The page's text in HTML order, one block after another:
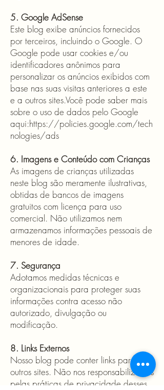
5. Google AdSense
Este blog exibe anúncios fornecidos
por terceiros, incluindo o Google. O
Google pode usar cookies e/ou
identificadores anônimos para
personalizar os anúncios exibidos com
base nas suas visitas anteriores a este
e a outros sites.Você pode saber mais
sobre o uso de dados pelo Google
aqui:https://policies.google.com/tech
nologies/ads
6. Imagens e Conteúdo com Crianças
As imagens de crianças utilizadas
neste blog são meramente ilustrativas,
obtidas de bancos de imagens
gratuitos com licença para uso
comercial. Não utilizamos nem
armazenamos informações pessoais de
menores de idade.
7. Segurança
Adotamos medidas técnicas e
organizacionais para proteger suas
informações contra acesso não
autorizado, divulgação ou
modificação.
8. Links Externos
Nosso blog pode conter links para
outros sites. Não nos responsabilizamos
pelas práticas de privacidade desses